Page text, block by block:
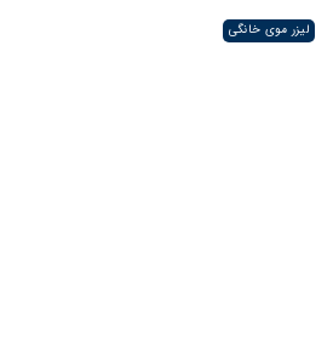
لیزر موی خانگی